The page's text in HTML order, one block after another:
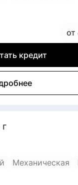
от
кредит
Механическая